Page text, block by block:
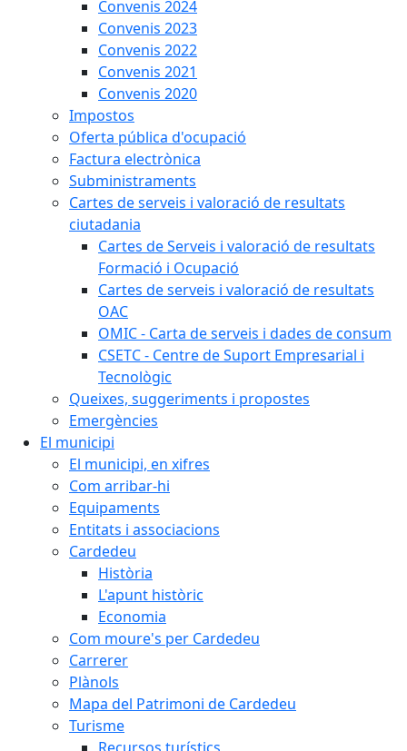
Convenis 2024
Convenis 2023
Convenis 2022
Convenis 2021
Convenis 2020
Impostos
Oferta pública d'ocupació
Factura electrònica
Subministraments
Cartes de serveis i valoració de resultats
ciutadania
Cartes de Serveis i valoració de resultats
Formació i Ocupació
Cartes de serveis i valoració de resultats
OAC
OMIC - Carta de serveis i dades de consum
CSETC - Centre de Suport Empresarial i
Tecnològic
Queixes, suggeriments i propostes
Emergències
El municipi
El municipi, en xifres
Com arribar-hi
Equipaments
Entitats i associacions
Cardedeu
Història
L'apunt històric
Economia
Com moure's per Cardedeu
Carrerer
Plànols
Mapa del Patrimoni de Cardedeu
Turisme